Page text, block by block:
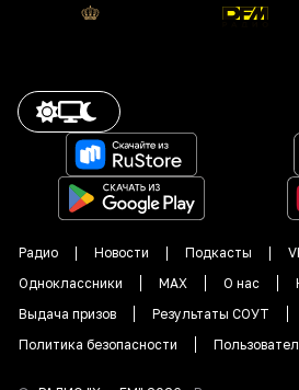
Радио Новости Подкасты
Одноклассники
MAX О нас
Выдача призов
Результаты СОУТ
Политика безопасности